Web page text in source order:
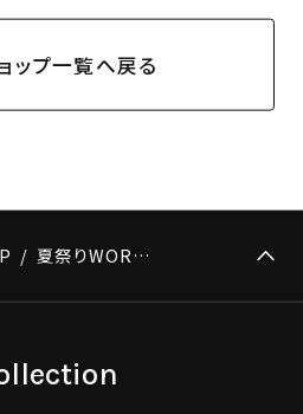
ップ一覧へ戻る
夏祭りWORKSHOP【第3弾】Anri×suzuyaka×いのまいこ Special Workshop開催決定！！